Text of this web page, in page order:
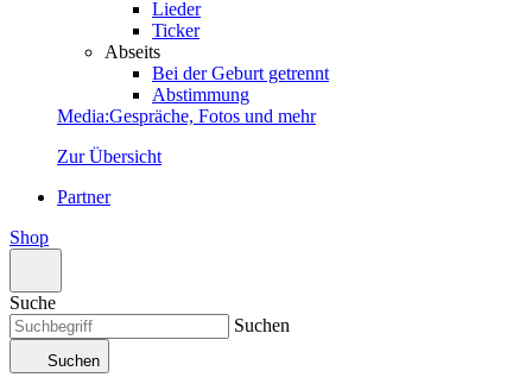
Lieder
Ticker
Abseits
Bei der Geburt getrennt
Abstimmung
Media:Gespräche, Fotos und mehr
Zur Übersicht
Partner
Shop
Suche
Suchen
Suchen